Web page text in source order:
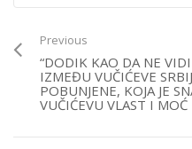
Previous
“DODIK KAO DA NE
IZMEĐU VUČIĆEVE
POBUNJENE, KOJA JE
VUČIĆEVU VLAST I